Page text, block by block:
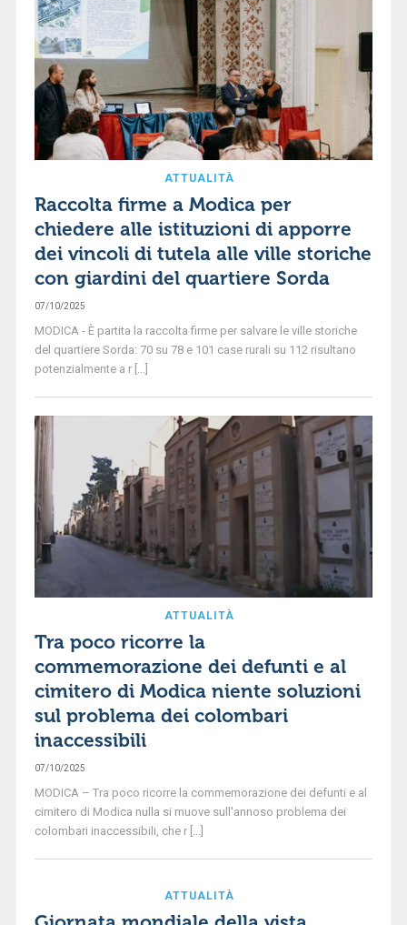
ATTUALITÀ
Raccolta firme a Modica per
chiedere alle istituzioni di apporre
dei vincoli di tutela alle ville storiche
con giardini del quartiere Sorda
07/10/2025
MODICA - È partita la raccolta firme per salvare le ville storiche
del quartiere Sorda: 70 su 78 e 101 case rurali su 112 risultano
potenzialmente a r [...]
ATTUALITÀ
Tra poco ricorre la
commemorazione dei defunti e al
cimitero di Modica niente soluzioni
sul problema dei colombari
inaccessibili
07/10/2025
MODICA – Tra poco ricorre la commemorazione dei defunti e al
cimitero di Modica nulla si muove sull'annoso problema dei
colombari inaccessibili, che r [...]
ATTUALITÀ